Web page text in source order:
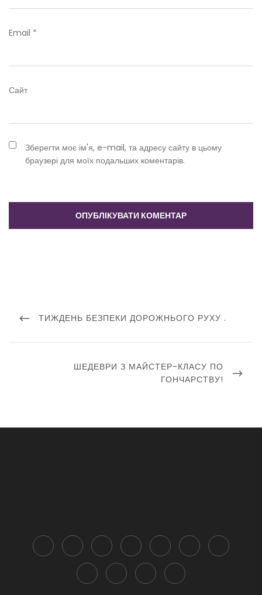
Email *
Сайт
Зберегти моє ім'я, e-mail, та адресу сайту в цьому
браузері для моїх подальших коментарів.
записівPREVIOUS
ТИЖДЕНЬ БЕЗПЕКИ ДОРОЖНЬОГО РУХУ .
NEXT
ШЕДЕВРИ З МАЙСТЕР-КЛАСУ ПО
ГОНЧАРСТВУ!